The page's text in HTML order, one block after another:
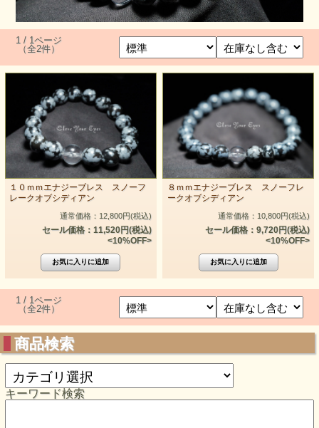
1 / 1ページ
（全2件）
１０ｍｍエナジーブレス スノーフ
レークオブシディアン
通常価格：12,800円(税込)
セール価格：11,520円(税込)
<10%OFF>
８ｍｍエナジーブレス スノーフレ
ークオブシディアン
通常価格：10,800円(税込)
セール価格：9,720円(税込)
<10%OFF>
1 / 1ページ
（全2件）
商品検索
キーワード検索